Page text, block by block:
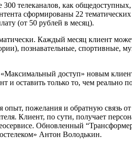
телеканалов, как общедоступных,
сформированы 22
(от 50 рублей в месяц).
Каждый месяц клиент
познавательные, спортивные,
доступ» новым
оставить только то, чем реально
опыт, пожелания и обратную связь
Клиент, по сути, получает
Обновленный
Антон Володькин.